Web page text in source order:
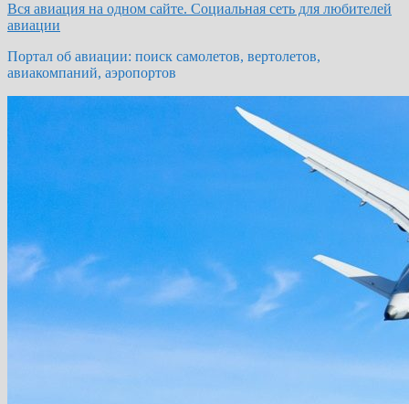
Вся авиация на одном сайте. Социальная сеть для любителей
авиации
Портал об авиации: поиск самолетов, вертолетов,
авиакомпаний, аэропортов